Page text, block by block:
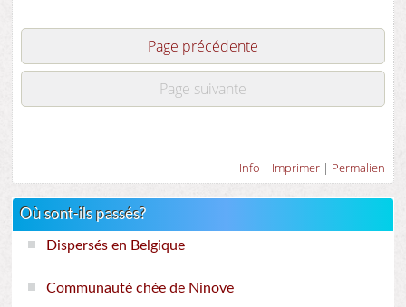
Page précédente
Page suivante
Info | Imprimer | Permalien
Où sont-ils passés?
Dispersés en Belgique
Communauté chée de Ninove